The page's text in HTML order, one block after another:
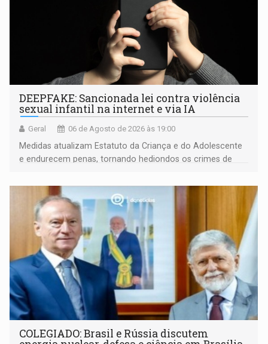
DEEPFAKE: Sancionada lei contra violência
sexual infantil na internet e via IA
Geral 06 de Agosto de 2026 às 19:00
Medidas atualizam Estatuto da Criança e do Adolescente
e endurecem penas, tornando hediondos os crimes de
COLEGIADO: Brasil e Rússia discutem